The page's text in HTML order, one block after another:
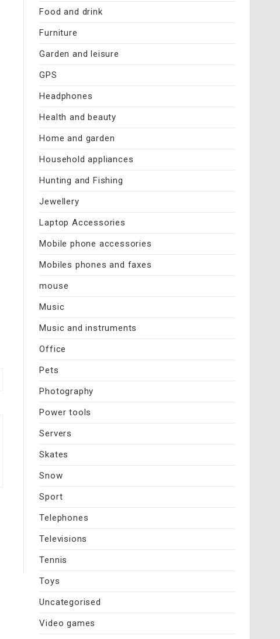
Food and drink
Furniture
Garden and leisure
GPS
Headphones
Health and beauty
Home and garden
Household appliances
Hunting and Fishing
Jewellery
Laptop Accessories
Mobile phone accessories
Mobiles phones and faxes
mouse
Music
Music and instruments
Office
Pets
Photography
Power tools
Servers
Skates
Snow
Sport
Telephones
Televisions
Tennis
Toys
Uncategorised
Video games